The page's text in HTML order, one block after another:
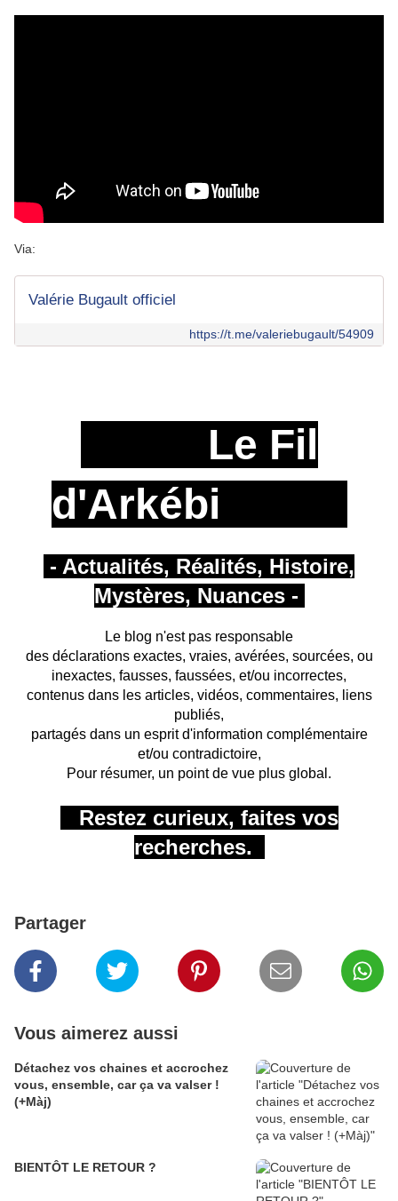
Via:
Valérie Bugault officiel
https://t.me/valeriebugault/54909
Le Fil
d'Arkébi
- Actualités, Réalités, Histoire,
Mystères, Nuances -
Le blog n'est pas responsable
des déclarations exactes, vraies, avérées, sourcées, ou
inexactes, fausses, faussées, et/ou incorrectes,
contenus dans les articles, vidéos, commentaires, liens
publiés,
partagés dans un esprit d'information complémentaire
et/ou contradictoire,
Pour résumer, un point de vue plus global.
Restez curieux, faites vos
recherches.
Partager
Vous aimerez aussi
Détachez vos chaines et accrochez
vous, ensemble, car ça va valser !
(+Màj)
BIENTÔT LE RETOUR ?